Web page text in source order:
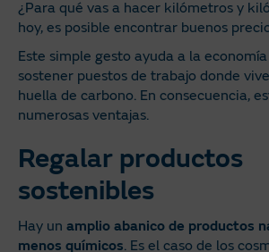
¿Para qué vas a hacer kilómetros y
hoy, es posible encontrar buenos
Este simple gesto ayuda a la
sostener puestos de trabajo donde
huella de carbono. En consecuencia,
numerosas ventajas.
Regalar productos
sostenibles
Hay un amplio abanico de productos
menos químicos. Es el caso de los